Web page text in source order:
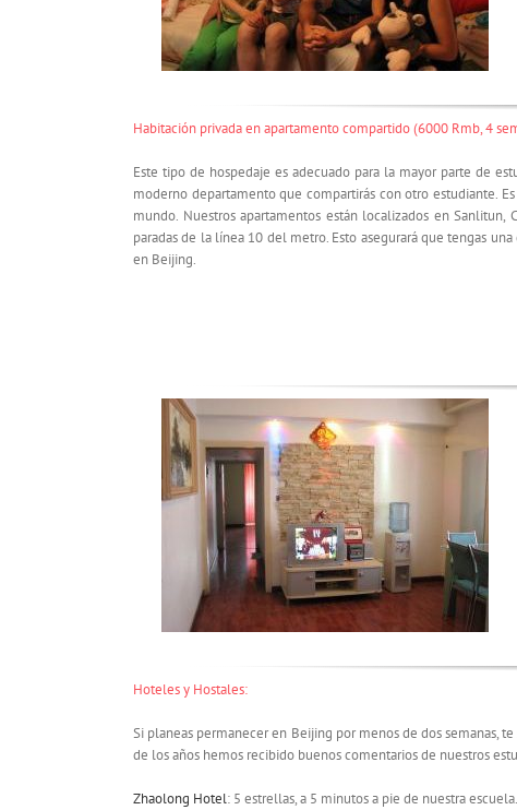
Habitación privada en apartamento compartido (6000 Rmb, 4
Este tipo de hospedaje es adecuado para la mayor parte de
moderno departamento que compartirás con otro estudiante.
mundo. Nuestros apartamentos están localizados en
paradas de la línea 10 del metro. Esto asegurará que tengas
en Beijing.
Hoteles y Hostales:
Si planeas permanecer en Beijing por menos de dos semanas,
de los años hemos recibido buenos comentarios de nuestros
Zhaolong Hotel: 5 estrellas, a 5 minutos a pie de nuestra